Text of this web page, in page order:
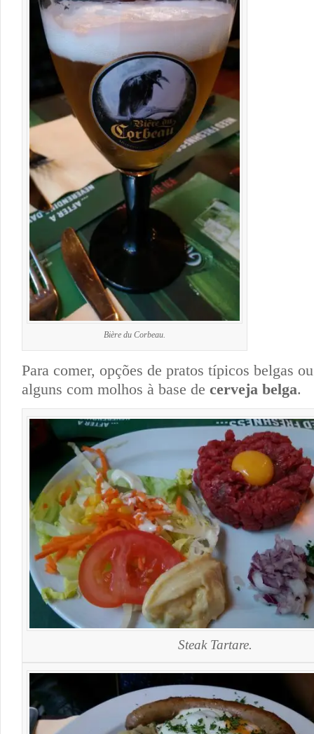
Bière du Corbeau.
Para comer, opções de pratos típicos belgas
alguns com molhos à base de cerveja belga.
Steak Tartare.